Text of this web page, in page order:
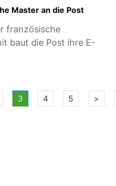
Master an die Post
französische
baut die Post ihre E-
3 4 5 >